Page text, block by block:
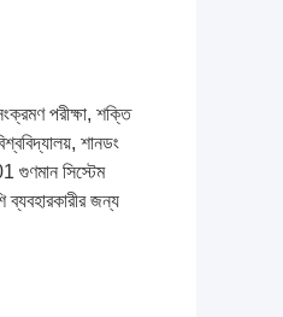
পরীক্ষা, শক্তি
শানডং
গুণমান সিস্টেম
জন্য